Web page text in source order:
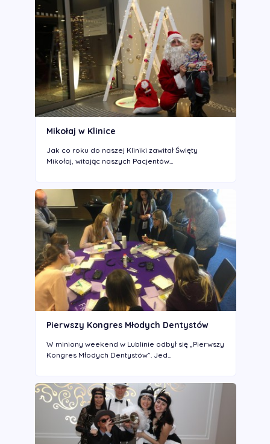
Mikołaj w Klinice
Jak co roku do naszej Kliniki zawitał Święty
Mikołaj, witając naszych Pacjentów...
Pierwszy Kongres Młodych Dentystów
W miniony weekend w Lublinie odbył się „Pierwszy
Kongres Młodych Dentystów”. Jed...